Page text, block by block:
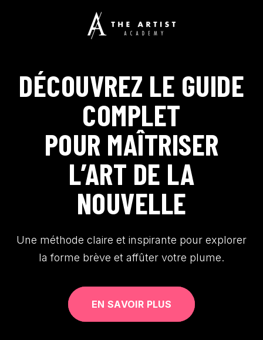
DÉCOUVREZ LE GUIDE
COMPLET
POUR MAÎTRISER
L’ART DE LA
NOUVELLE
Une méthode claire et inspirante pour explorer
la forme brève et affûter votre plume.
EN SAVOIR PLUS